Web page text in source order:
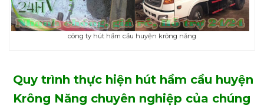
công ty hút hầm cầu huyện krông năng
Quy trình thực hiện hút hầm cầu huyện
Krông Năng chuyên nghiệp của chúng